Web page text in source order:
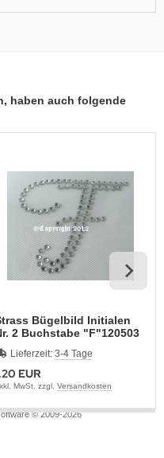
haben auch folgende
Bügelbild Initialen
Nr. 2 Buchstabe "F"120503
Lieferzeit: 3-4 Tage
EUR
MwSt. zzgl. Versandkosten
© 2009-2026